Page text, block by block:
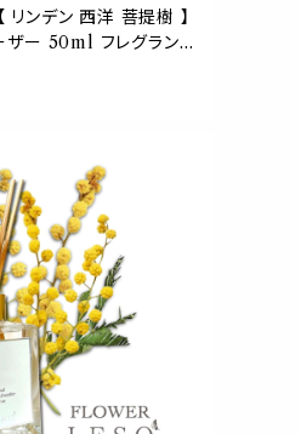
リンデン 西洋 菩提樹 】
ザー 50ml フレグランス
.> 香水 枕 国産 消臭
睡眠 おやすみ ルーム